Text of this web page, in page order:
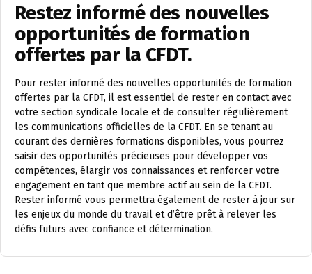
Restez informé des nouvelles
opportunités de formation
offertes par la CFDT.
Pour rester informé des nouvelles opportunités de formation
offertes par la CFDT, il est essentiel de rester en contact avec
votre section syndicale locale et de consulter régulièrement
les communications officielles de la CFDT. En se tenant au
courant des dernières formations disponibles, vous pourrez
saisir des opportunités précieuses pour développer vos
compétences, élargir vos connaissances et renforcer votre
engagement en tant que membre actif au sein de la CFDT.
Rester informé vous permettra également de rester à jour sur
les enjeux du monde du travail et d’être prêt à relever les
défis futurs avec confiance et détermination.